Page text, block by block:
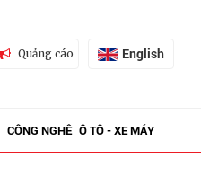
Quảng cáo English
CÔNG NGHỆ Ô TÔ - XE MÁY